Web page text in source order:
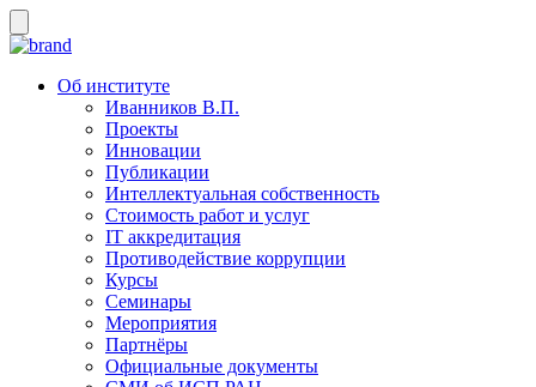
Об институте
Иванников В.П.
Проекты
Инновации
Публикации
Интеллектуальная собственность
Стоимость работ и услуг
IT аккредитация
Противодействие коррупции
Курсы
Семинары
Мероприятия
Партнёры
Официальные документы